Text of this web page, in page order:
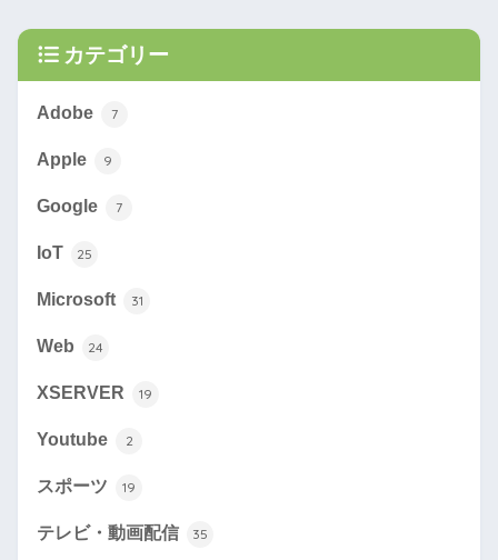
カテゴリー
Adobe 7
Apple 9
Google 7
IoT 25
Microsoft 31
Web 24
XSERVER 19
Youtube 2
スポーツ 19
テレビ・動画配信 35